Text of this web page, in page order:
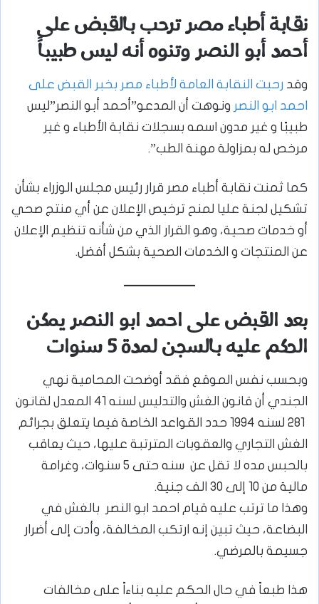
نقابة أطباء مصر ترحب بالقبض على
أحمد أبو النصر وتنوه أنه ليس طبيباً
وقد رحبت النقابة العامة لأطباء مصر بخبر القبض على
احمد ابو النصر ونوهت أن المدعو”أحمد أبو النصر”ليس
طبيبًا و غير مدون اسمه بسجلات نقابة الأطباء و غير
مرخص له بمزاولة مهنة الطب”.
كما ثمنت نقابة أطباء مصر قرار رئيس مجلس الوزراء بشأن
تشكيل لجنة عليا لمنح ترخيص الإعلان عن أي منتج صحي
أو خدمات صحية، وهو القرار الذي من شأنه تنظيم الإعلان
عن المنتجات و الخدمات الصحية بشكل أفضل.
بعد القبض على احمد ابو النصر يمكن
الحكم عليه بالسجن لمدة 5 سنوات
وبحسب نفس الموقع فقد أوضحت المحامية نهي
الجندي أن قانون الغش والتدليس لسنه 41 المعدل لقانون
281 لسنه 1994 حدد القواعد الخاصة فيما يتعلق بجرائم
الغش التجاري والعقوبات المترتبة عليها، حيث يعاقب
بالحبس مده لا تقل عن سنه حتى 5 سنوات، وغرامة
مالية من 10 إلى 30 الف جنية.
وهذا ما ترتب عليه قيام احمد ابو النصر بالغش في
البضاعة، حيث تبين إنه ارتكب المخالفة، وأدت إلى أضرار
جسيمة بالمرضي.
هذا طبعاً في حال الحكم عليه بناءاً على مخالفات